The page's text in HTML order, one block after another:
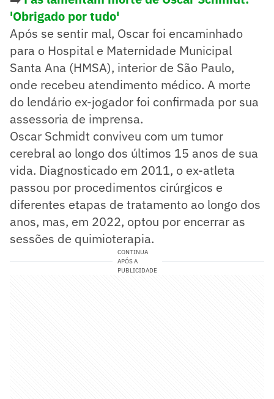
'Obrigado por tudo'
Após se sentir mal, Oscar foi encaminhado
para o Hospital e Maternidade Municipal
Santa Ana (HMSA), interior de São Paulo,
onde recebeu atendimento médico. A morte
do lendário ex-jogador foi confirmada por sua
assessoria de imprensa.
Oscar Schmidt conviveu com um tumor
cerebral ao longo dos últimos 15 anos de sua
vida. Diagnosticado em 2011, o ex-atleta
passou por procedimentos cirúrgicos e
diferentes etapas de tratamento ao longo dos
anos, mas, em 2022, optou por encerrar as
sessões de quimioterapia.
CONTINUA
APÓS A
PUBLICIDADE